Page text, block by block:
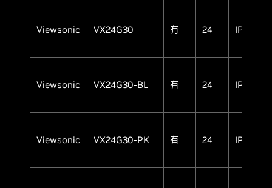
Viewsonic VX24G30 有 24 IPS
Viewsonic VX24G30-BL 有 24 IPS
Viewsonic VX24G30-PK 有 24 IPS